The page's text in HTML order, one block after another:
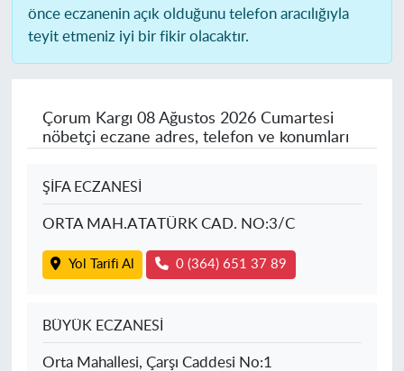
önce eczanenin açık olduğunu telefon aracılığıyla
teyit etmeniz iyi bir fikir olacaktır.
Çorum Kargı 08 Ağustos 2026 Cumartesi
nöbetçi eczane adres, telefon ve konumları
ŞİFA ECZANESİ
ORTA MAH.ATATÜRK CAD. NO:3/C
Yol Tarifi Al 0 (364) 651 37 89
BÜYÜK ECZANESİ
Orta Mahallesi, Çarşı Caddesi No:1